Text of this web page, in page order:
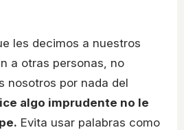
les decimos a nuestros
a otras personas, no
nosotros por nada del
algo imprudente no le
Evita usar palabras como